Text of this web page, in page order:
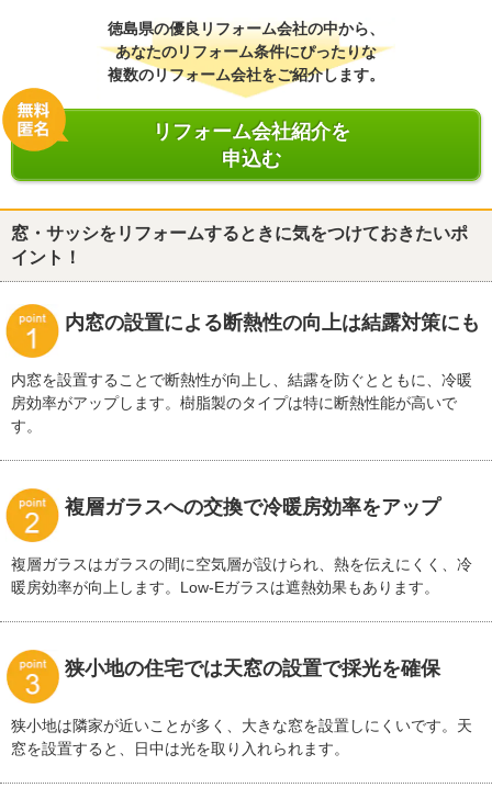
徳島県の優良リフォーム会社の中から、
あなたのリフォーム条件にぴったりな
複数のリフォーム会社をご紹介します。
リフォーム会社紹介を
申込む
窓・サッシをリフォームするときに気をつけておきたいポ
イント！
内窓の設置による断熱性の向上は結露対策にも
内窓を設置することで断熱性が向上し、結露を防ぐとともに、冷暖
房効率がアップします。樹脂製のタイプは特に断熱性能が高いで
す。
複層ガラスへの交換で冷暖房効率をアップ
複層ガラスはガラスの間に空気層が設けられ、熱を伝えにくく、冷
暖房効率が向上します。Low-Eガラスは遮熱効果もあります。
狭小地の住宅では天窓の設置で採光を確保
狭小地は隣家が近いことが多く、大きな窓を設置しにくいです。天
窓を設置すると、日中は光を取り入れられます。